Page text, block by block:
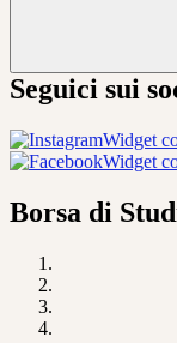
Seguici sui
Widget
Widget
Borsa di